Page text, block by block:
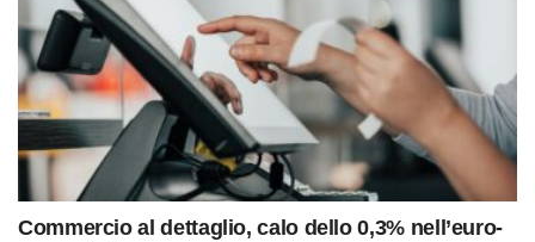
Commercio al dettaglio, calo dello 0,3% nell’euro-